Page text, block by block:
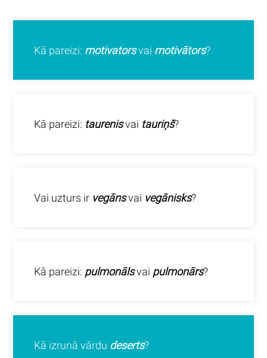
Kā pareizi: motivatorsvai motivātors?
Kā pareizi: taurenisvai tauriņš?
Vai uzturs ir vegānsvai vegānisks?
Kā pareizi: pulmonālsvai pulmonārs?
Kā izrunā vārdu deserts?